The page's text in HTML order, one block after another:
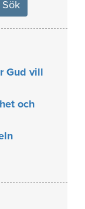
Gud vill
och